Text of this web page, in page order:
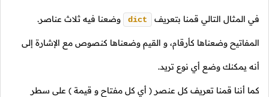
في المثال التالي قمنا بتعريف dict وضعنا فيه ثلاث عناصر.
المفاتيح وضعناها كأرقام، و القيم وضعناها كنصوص مع الإشارة إلى
أنه يمكنك وضع أي نوع تريد.
كما أننا قمنا تعريف كل عنصر ( أي كل مفتاح و قيمة ) على سطر